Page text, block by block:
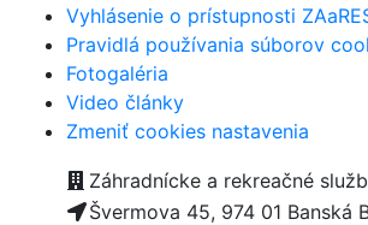
Vyhlásenie o prístupnosti
Pravidlá používania súborov
Fotogaléria
Video články
Zmeniť cookies nastavenia
Záhradnícke a rekreačné
Švermova 45, 974 01 Banská